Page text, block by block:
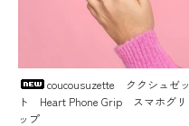
coucousuzette ククシュゼッ
ト Heart Phone Grip スマホグリ
ップ